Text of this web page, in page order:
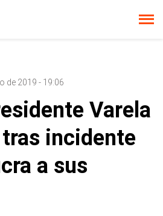
de 2019 - 19:06
Varela
incidente
a sus